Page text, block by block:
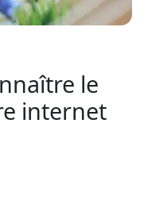
le
internet